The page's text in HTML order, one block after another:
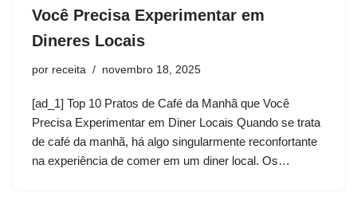
Você Precisa Experimentar em
Dineres Locais
por receita novembro 18, 2025
[ad_1] Top 10 Pratos de Café da Manhã que Você
Precisa Experimentar em Diner Locais Quando se trata
de café da manhã, há algo singularmente reconfortante
na experiência de comer em um diner local. Os…